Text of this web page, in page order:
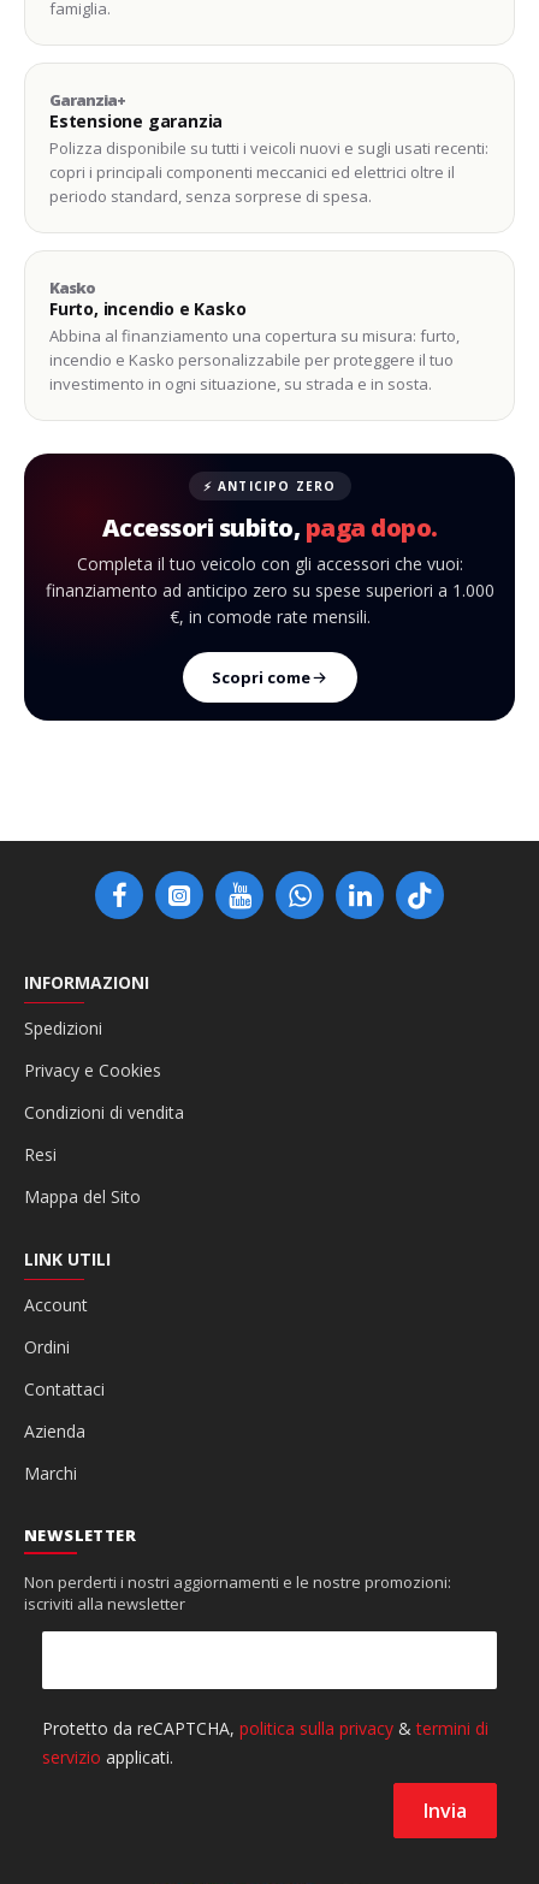
famiglia.
Garanzia+
Estensione garanzia
Polizza disponibile su tutti i veicoli nuovi e sugli usati recenti:
copri i principali componenti meccanici ed elettrici oltre il
periodo standard, senza sorprese di spesa.
Kasko
Furto, incendio e Kasko
Abbina al finanziamento una copertura su misura: furto,
incendio e Kasko personalizzabile per proteggere il tuo
investimento in ogni situazione, su strada e in sosta.
⚡ ANTICIPO ZERO
Accessori subito, paga dopo.
Completa il tuo veicolo con gli accessori che vuoi:
finanziamento ad anticipo zero su spese superiori a 1.000
€, in comode rate mensili.
Scopri come
INFORMAZIONI
Spedizioni
Privacy e Cookies
Condizioni di vendita
Resi
Mappa del Sito
LINK UTILI
Account
Ordini
Contattaci
Azienda
Marchi
NEWSLETTER
Non perderti i nostri aggiornamenti e le nostre promozioni:
iscriviti alla newsletter